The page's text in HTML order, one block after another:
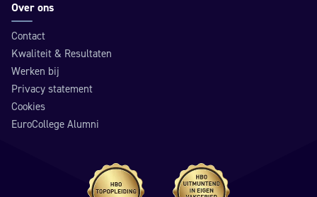
Over ons
Contact
Kwaliteit & Resultaten
Werken bij
Privacy statement
Cookies
EuroCollege Alumni